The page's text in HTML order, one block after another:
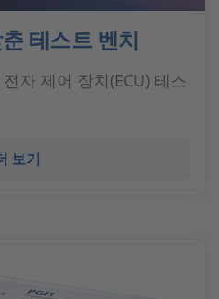
테스트 벤치
자 제어 장치(ECU) 테스
보기